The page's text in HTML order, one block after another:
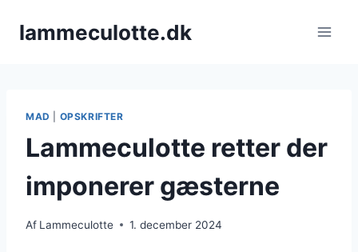
lammeculotte.dk
MAD OPSKRIFTER
Lammeculotte retter der
imponerer gæsterne
Af Lammeculotte 1. december 2024